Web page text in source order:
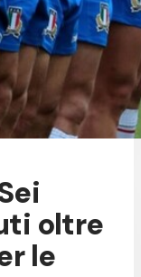
oltre
le